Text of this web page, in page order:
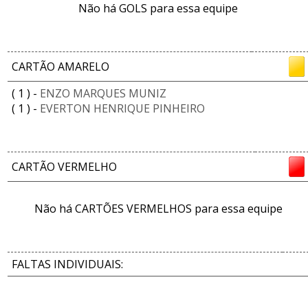
Não há GOLS para essa equipe
CARTÃO AMARELO
( 1 ) - ENZO MARQUES MUNIZ
( 1 ) - EVERTON HENRIQUE PINHEIRO
CARTÃO VERMELHO
Não há CARTÕES VERMELHOS para essa equipe
FALTAS INDIVIDUAIS: